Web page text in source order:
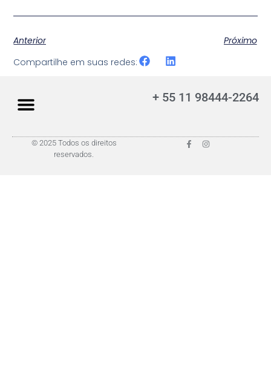
Anterior
Próximo
Compartilhe em suas redes:
+ 55 11 98444-2264
© 2025 Todos os direitos
reservados.